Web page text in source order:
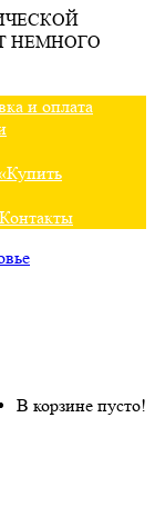
НЕМНОГО
и оплата
Контакты
В корзине пусто!